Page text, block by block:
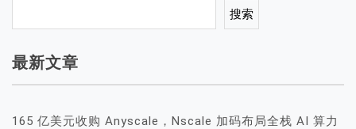
搜索
最新文章
165 亿美元收购 Anyscale，Nscale 加码布局全栈 AI 算力